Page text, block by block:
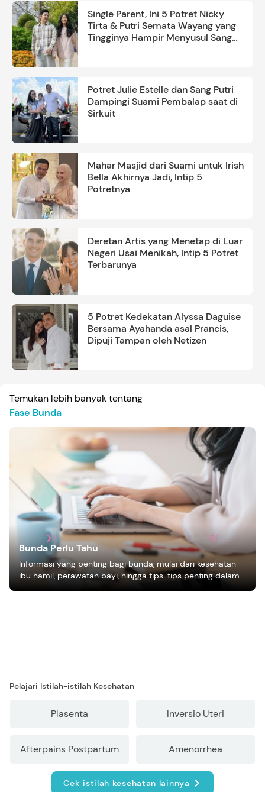
Single Parent, Ini 5 Potret Nicky
Tirta & Putri Semata Wayang yang
Tingginya Hampir Menyusul Sang
Potret Julie Estelle dan Sang Putri
Dampingi Suami Pembalap saat di
Sirkuit
Mahar Masjid dari Suami untuk Irish
Bella Akhirnya Jadi, Intip 5
Potretnya
Deretan Artis yang Menetap di Luar
Negeri Usai Menikah, Intip 5 Potret
Terbarunya
5 Potret Kedekatan Alyssa Daguise
Bersama Ayahanda asal Prancis,
Dipuji Tampan oleh Netizen
Temukan lebih banyak tentang
Fase Bunda
Bunda Perlu Tahu
Informasi yang penting bagi bunda, mulai dari kesehatan
ibu hamil, perawatan bayi, hingga tips-tips penting dalam
Pelajari Istilah-istilah Kesehatan
Plasenta Inversio Uteri
Afterpains Postpartum Amenorrhea
Cek istilah kesehatan lainnya